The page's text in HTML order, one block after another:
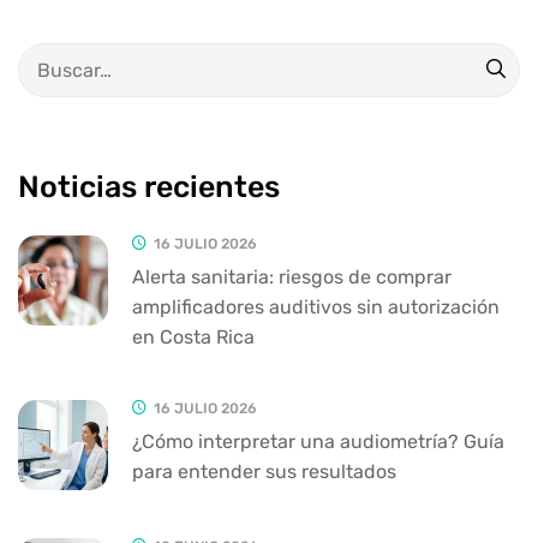
Noticias recientes
16 JULIO 2026
Alerta sanitaria: riesgos de comprar
amplificadores auditivos sin autorización
en Costa Rica
16 JULIO 2026
¿Cómo interpretar una audiometría? Guía
para entender sus resultados